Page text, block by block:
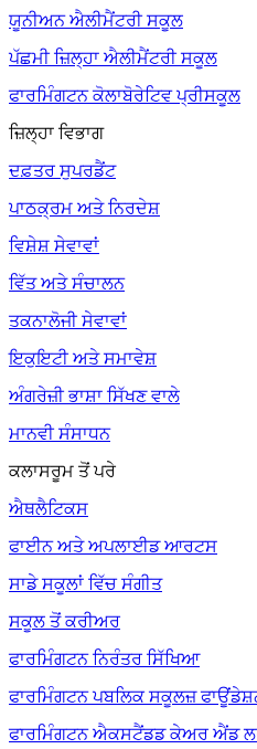
ਯੂਨੀਅਨ ਐਲੀਮੈਂਟਰੀ ਸਕੂਲ
ਪੱਛਮੀ ਜ਼ਿਲ੍ਹਾ ਐਲੀਮੈਂਟਰੀ ਸਕੂਲ
ਫਾਰਮਿੰਗਟਨ ਕੋਲਾਬੋਰੇਟਿਵ ਪ੍ਰੀਸਕੂਲ
ਜ਼ਿਲ੍ਹਾ ਵਿਭਾਗ
ਦਫ਼ਤਰ ਸੁਪਰਡੈਂਟ
ਪਾਠਕ੍ਰਮ ਅਤੇ ਨਿਰਦੇਸ਼
ਵਿਸ਼ੇਸ਼ ਸੇਵਾਵਾਂ
ਵਿੱਤ ਅਤੇ ਸੰਚਾਲਨ
ਤਕਨਾਲੋਜੀ ਸੇਵਾਵਾਂ
ਇਕੁਇਟੀ ਅਤੇ ਸਮਾਵੇਸ਼
ਅੰਗਰੇਜ਼ੀ ਭਾਸ਼ਾ ਸਿੱਖਣ ਵਾਲੇ
ਮਾਨਵੀ ਸੰਸਾਧਨ
ਕਲਾਸਰੂਮ ਤੋਂ ਪਰੇ
ਐਥਲੈਟਿਕਸ
ਫਾਈਨ ਅਤੇ ਅਪਲਾਈਡ ਆਰਟਸ
ਸਾਡੇ ਸਕੂਲਾਂ ਵਿੱਚ ਸੰਗੀਤ
ਸਕੂਲ ਤੋਂ ਕਰੀਅਰ
ਫਾਰਮਿੰਗਟਨ ਨਿਰੰਤਰ ਸਿੱਖਿਆ
ਫਾਰਮਿੰਗਟਨ ਪਬਲਿਕ ਸਕੂਲਜ਼
ਫਾਰਮਿੰਗਟਨ ਐਕਸਟੈਂਡਡ ਕੇਅਰ ਐਂਡ